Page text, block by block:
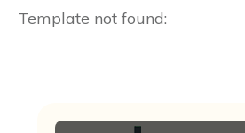
Template not found: